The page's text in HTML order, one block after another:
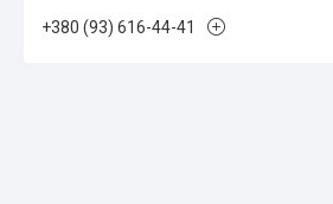
+380 (93) 616-44-41